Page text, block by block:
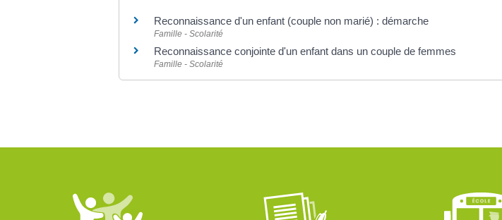
Reconnaissance d'un enfant (couple non marié) : démarche
Famille - Scolarité
Reconnaissance conjointe d'un enfant dans un couple de femmes
Famille - Scolarité